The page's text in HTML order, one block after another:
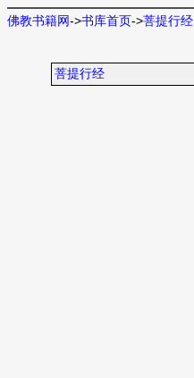
佛教书籍网->书库首页->菩提行经
菩提行经